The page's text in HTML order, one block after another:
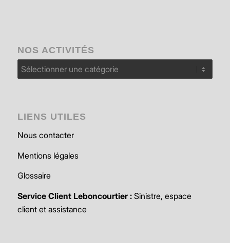
NOS ACTIVITÉS
Nos
activités
LIENS UTILES
Nous contacter
Mentions légales
Glossaire
Service Client Leboncourtier :Sinistre, espace
client et assistance